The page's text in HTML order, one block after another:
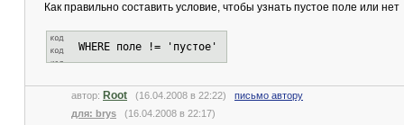
Как правильно составить условие, чтобы узнать пустое поле или нет
WHERE поле != 'пустое'
автор: Root (16.04.2008 в 22:22) письмо автору
для: brys (16.04.2008 в 22:17)